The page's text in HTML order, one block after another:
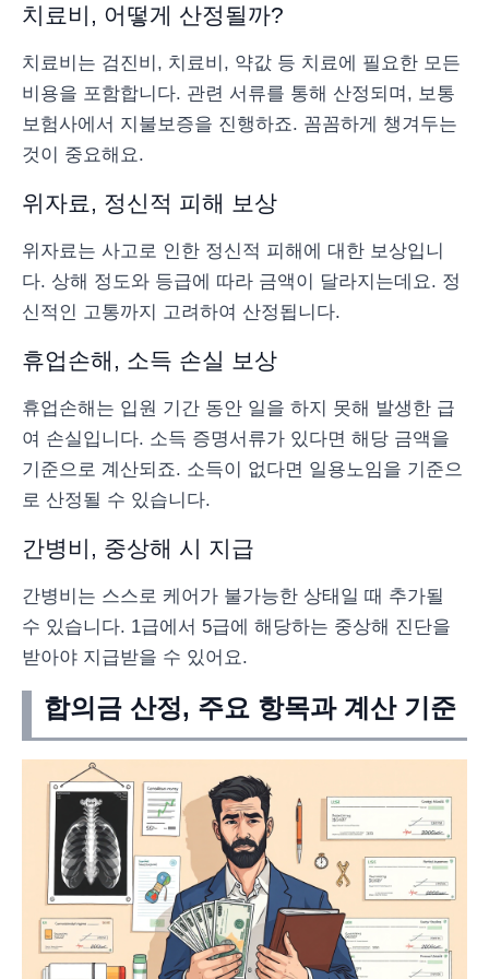
치료비, 어떻게 산정될까?
치료비는 검진비, 치료비, 약값 등 치료에 필요한 모든
비용을 포함합니다. 관련 서류를 통해 산정되며, 보통
보험사에서 지불보증을 진행하죠. 꼼꼼하게 챙겨두는
것이 중요해요.
위자료, 정신적 피해 보상
위자료는 사고로 인한 정신적 피해에 대한 보상입니
다. 상해 정도와 등급에 따라 금액이 달라지는데요. 정
신적인 고통까지 고려하여 산정됩니다.
휴업손해, 소득 손실 보상
휴업손해는 입원 기간 동안 일을 하지 못해 발생한 급
여 손실입니다. 소득 증명서류가 있다면 해당 금액을
기준으로 계산되죠. 소득이 없다면 일용노임을 기준으
로 산정될 수 있습니다.
간병비, 중상해 시 지급
간병비는 스스로 케어가 불가능한 상태일 때 추가될
수 있습니다. 1급에서 5급에 해당하는 중상해 진단을
받아야 지급받을 수 있어요.
합의금 산정, 주요 항목과 계산 기준